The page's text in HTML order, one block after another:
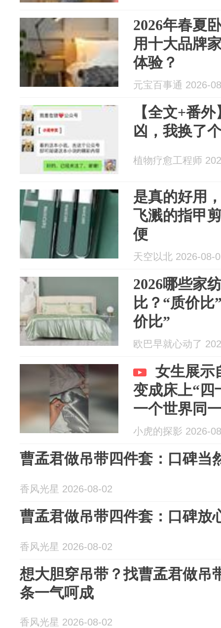
2026年春夏
用十大品牌
体验？
元宝百事通 2026-
【全文+番
凶，我换了
植物疗愈工程师
是真的好用
飞溅的指甲
便
天空以北 2026-08-
2026哪些家
比？“质价比
价比”
欧巴早就心动了
女生展示
变成床上“四
一个世界同
小虎的探影 2026-
曹孟君做吊带四件套：口碑当
香风光星 2026-08-02
曹孟君做吊带四件套：口碑放
香风光星 2026-08-02
想大胆穿吊带？找曹孟君做吊
条一气呵成
香风光星 2026-08-02